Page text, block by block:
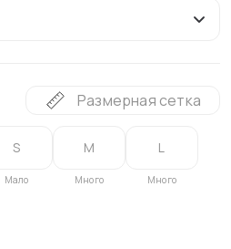
Размерная сетка
S
Мало
M
Много
L
Много